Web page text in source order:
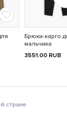
Брюки-карго
мальчика
3551.00 RUB
стране